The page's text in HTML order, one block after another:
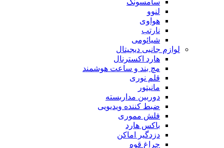
سامسونگ
لنوو
هواوی
نارتب
شیائومی
لوازم جانبی دیجیتال
هارد اکسترنال
مچ بند و ساعت هوشمند
قلم نوری
مانیتور
دوربین مداربسته
ضبط کننده ویدیویی
فلش مموری
باکس هارد
دزدگیر اماکن
چراغ قوه